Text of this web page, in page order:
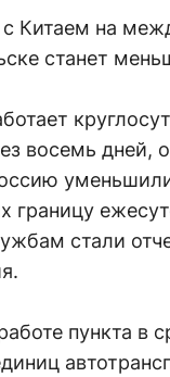
с Китаем на
станет
восемь дней,
стали
пункта в